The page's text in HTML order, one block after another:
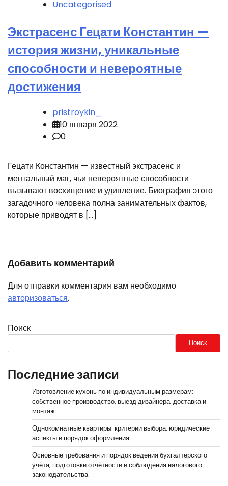
Uncategorised
Экстрасенс Гецати Константин —
история жизни, уникальные
способности и невероятные
достижения
pristroykin_
10 января 2022
0
Гецати Константин — известный экстрасенс и
ментальный маг, чьи невероятные способности
вызывают восхищение и удивление. Биография этого
загадочного человека полна занимательных фактов,
которые приводят в […]
Добавить комментарий
Для отправки комментария вам необходимо
авторизоваться.
Поиск
Поиск
Последние записи
Изготовление кухонь по индивидуальным размерам:
собственное производство, выезд дизайнера, доставка и
монтаж
Однокомнатные квартиры: критерии выбора, юридические
аспекты и порядок оформления
Основные требования и порядок ведения бухгалтерского
учёта, подготовки отчётности и соблюдения налогового
законодательства